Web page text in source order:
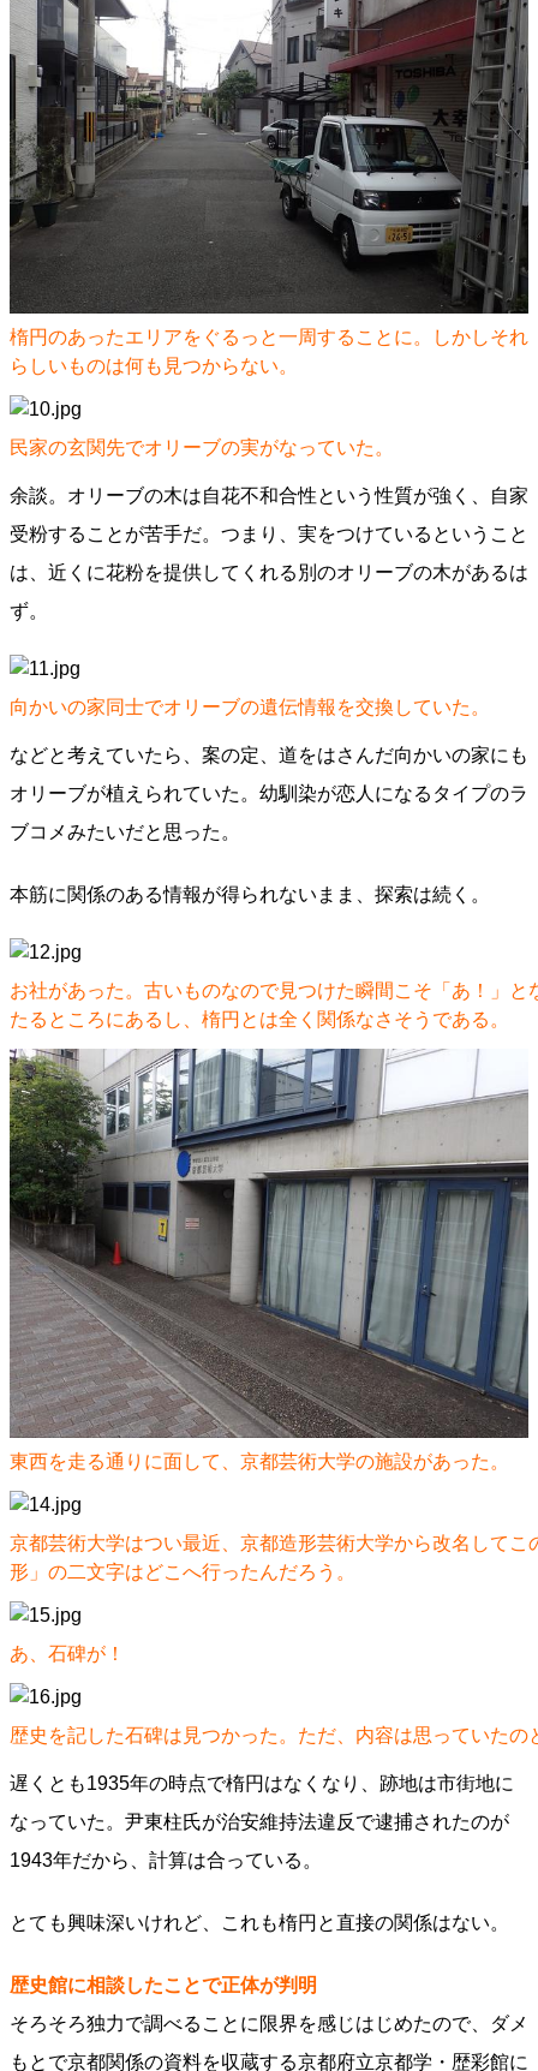
楕円のあったエリアをぐるっと一周することに。しかしそれ
らしいものは何も見つからない。
民家の玄関先でオリーブの実がなっていた。
余談。オリーブの木は自花不和合性という性質が強く、自家
受粉することが苦手だ。つまり、実をつけているということ
は、近くに花粉を提供してくれる別のオリーブの木があるは
ず。
向かいの家同士でオリーブの遺伝情報を交換していた。
などと考えていたら、案の定、道をはさんだ向かいの家にも
オリーブが植えられていた。幼馴染が恋人になるタイプのラ
ブコメみたいだと思った。
本筋に関係のある情報が得られないまま、探索は続く。
お社があった。古いものなので見つけた瞬間こそ「あ！」と
たるところにあるし、楕円とは全く関係なさそうである。
東西を走る通りに面して、京都芸術大学の施設があった。
京都芸術大学はつい最近、京都造形芸術大学から改名してこ
形」の二文字はどこへ行ったんだろう。
あ、石碑が！
歴史を記した石碑は見つかった。ただ、内容は思っていたの
遅くとも1935年の時点で楕円はなくなり、跡地は市街地に
なっていた。尹東柱氏が治安維持法違反で逮捕されたのが
1943年だから、計算は合っている。
とても興味深いけれど、これも楕円と直接の関係はない。
歴史館に相談したことで正体が判明
そろそろ独力で調べることに限界を感じはじめたので、ダメ
もとで京都関係の資料を収蔵する京都府立京都学・歴彩館に